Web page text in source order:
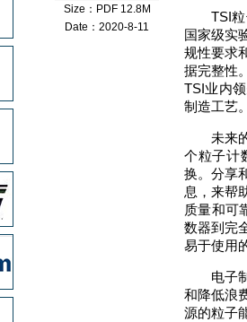
Size：PDF 12.8M
Date：2020-8-11
TSI
国家级实
规性要求
据完整性
TSI业内
制造工艺
未来
个粒子计
换。分享
息，来帮
质量和可
数器到完
易于使用
电子
和降低浪
源的粒子